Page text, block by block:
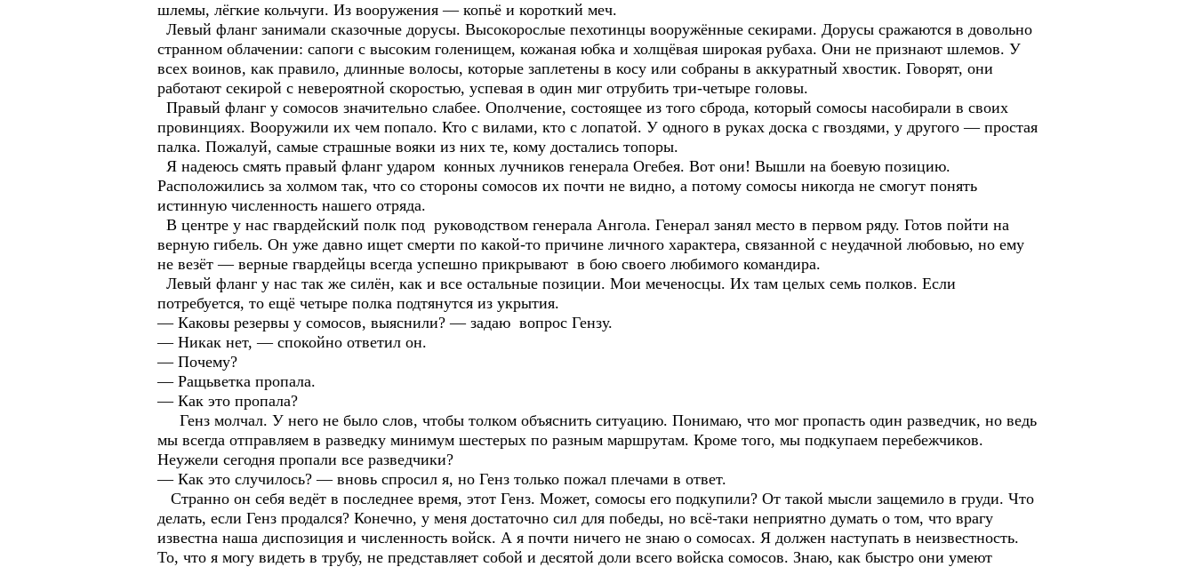
шлемы, лёгкие кольчуги. Из вооружения — копьё и короткий меч.
Левый фланг занимали сказочные дорусы. Высокорослые пехотинцы вооружённые секирами. Дорусы сражаются в довольно
странном облачении: сапоги с высоким голенищем, кожаная юбка и холщёвая широкая рубаха. Они не признают шлемов. У
всех воинов, как правило, длинные волосы, которые заплетены в косу или собраны в аккуратный хвостик. Говорят, они
работают секирой с невероятной скоростью, успевая в один миг отрубить три-четыре головы.
Правый фланг у сомосов значительно слабее. Ополчение, состоящее из того сброда, который сомосы насобирали в своих
провинциях. Вооружили их чем попало. Кто с вилами, кто с лопатой. У одного в руках доска с гвоздями, у другого — простая
палка. Пожалуй, самые страшные вояки из них те, кому достались топоры.
Я надеюсь смять правый фланг ударом конных лучников генерала Огебея. Вот они! Вышли на боевую позицию.
Расположились за холмом так, что со стороны сомосов их почти не видно, а потому сомосы никогда не смогут понять
истинную численность нашего отряда.
В центре у нас гвардейский полк под руководством генерала Ангола. Генерал занял место в первом ряду. Готов пойти на
верную гибель. Он уже давно ищет смерти по какой-то причине личного характера, связанной с неудачной любовью, но ему
не везёт — верные гвардейцы всегда успешно прикрывают в бою своего любимого командира.
Левый фланг у нас так же силён, как и все остальные позиции. Мои меченосцы. Их там целых семь полков. Если
потребуется, то ещё четыре полка подтянутся из укрытия.
— Каковы резервы у сомосов, выяснили? — задаю вопрос Гензу.
— Никак нет, — спокойно ответил он.
— Почему?
— Ращьветка пропала.
— Как это пропала?
Генз молчал. У него не было слов, чтобы толком объяснить ситуацию. Понимаю, что мог пропасть один разведчик, но ведь
мы всегда отправляем в разведку минимум шестерых по разным маршрутам. Кроме того, мы подкупаем перебежчиков.
Неужели сегодня пропали все разведчики?
— Как это случилось? — вновь спросил я, но Генз только пожал плечами в ответ.
Странно он себя ведёт в последнее время, этот Генз. Может, сомосы его подкупили? От такой мысли защемило в груди. Что
делать, если Генз продался? Конечно, у меня достаточно сил для победы, но всё-таки неприятно думать о том, что врагу
известна наша диспозиция и численность войск. А я почти ничего не знаю о сомосах. Я должен наступать в неизвестность.
То, что я могу видеть в трубу, не представляет собой и десятой доли всего войска сомосов. Знаю, как быстро они умеют